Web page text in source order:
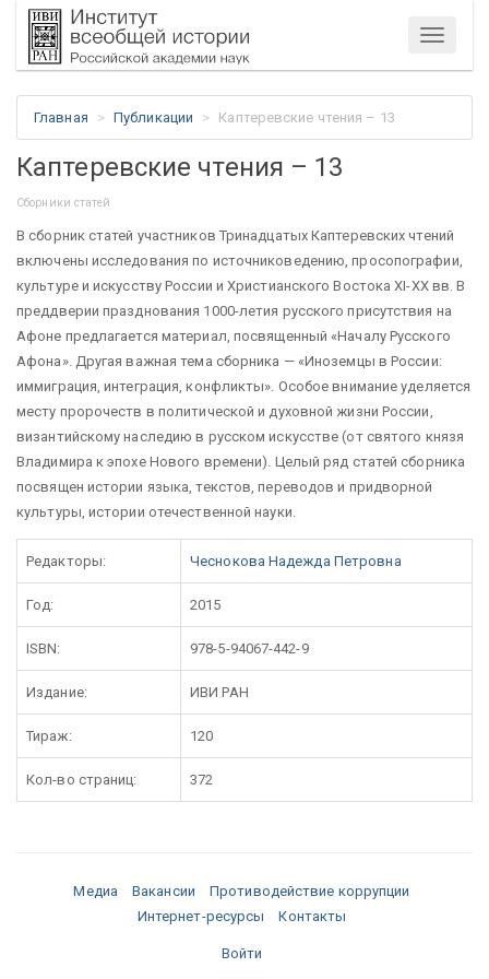
Меню
Главная Публикации Каптеревские чтения – 13
Каптеревские чтения – 13
Сборники статей
В сборник статей участников Тринадцатых Каптеревских чтений
включены исследования по источниковедению, просопографии,
культуре и искусству России и Христианского Востока XI-XX вв. В
преддверии празднования 1000-летия русского присутствия на
Афоне предлагается материал, посвященный «Началу Русского
Афона». Другая важная тема сборника — «Иноземцы в России:
иммиграция, интеграция, конфликты». Особое внимание уделяется
месту пророчеств в политической и духовной жизни России,
византийскому наследию в русском искусстве (от святого князя
Владимира к эпохе Нового времени). Целый ряд статей сборника
посвящен истории языка, текстов, переводов и придворной
культуры, истории отечественной науки.
Редакторы: Чеснокова Надежда Петровна
Год: 2015
ISBN: 978-5-94067-442-9
Издание: ИВИ РАН
Тираж: 120
Кол-во страниц: 372
Медиа Вакансии
Противодействие коррупции
Интернет-ресурсы
Контакты
Войти